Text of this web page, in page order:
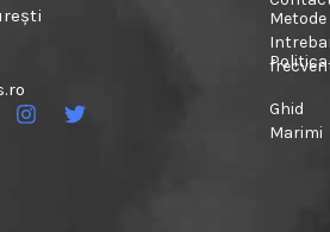
Ghid
Marimi
Metode
Politica